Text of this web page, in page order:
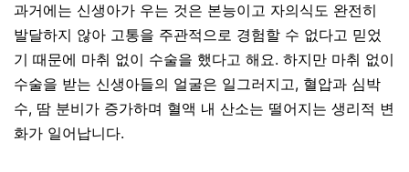
과거에는 신생아가 우는 것은 본능이고 자의식도 완전히
발달하지 않아 고통을 주관적으로 경험할 수 없다고 믿었
기 때문에 마취 없이 수술을 했다고 해요. 하지만 마취 없이
수술을 받는 신생아들의 얼굴은 일그러지고, 혈압과 심박
수, 땀 분비가 증가하며 혈액 내 산소는 떨어지는 생리적 변
화가 일어납니다.